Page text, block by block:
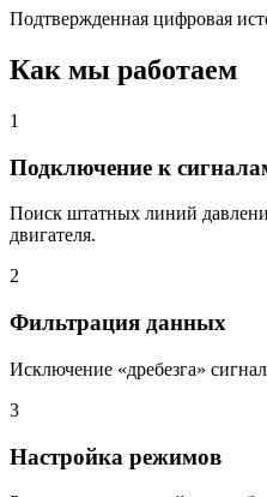
Подтвержденная цифровая
Как мы работаем
1
Подключение к
Поиск штатных линий
двигателя.
2
Фильтрация данных
Исключение «дребезга»
3
Настройка режимов